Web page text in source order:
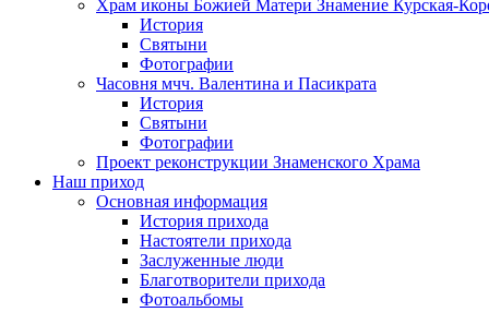
Храм иконы Божией Матери Знамение Курская-
История
Святыни
Фотографии
Часовня мчч. Валентина и Пасикрата
История
Святыни
Фотографии
Проект реконструкции Знаменского Храма
Наш приход
Основная информация
История прихода
Настоятели прихода
Заслуженные люди
Благотворители прихода
Фотоальбомы